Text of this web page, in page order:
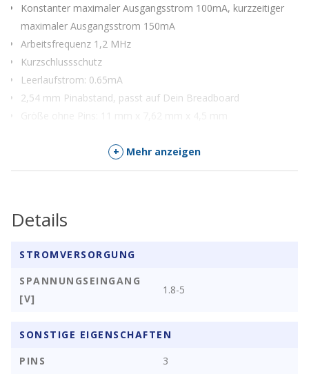
Konstanter maximaler Ausgangsstrom 100mA, kurzzeitiger
maximaler Ausgangsstrom 150mA
Arbeitsfrequenz 1,2 MHz
Kurzschlussschutz
Leerlaufstrom: 0.65mA
2,54 mm Pinabstand, passt auf Dein Breadboard
+ Mehr anzeigen
Details
STROMVERSORGUNG
SPANNUNGSEINGANG
[V]
1.8-5
SONSTIGE EIGENSCHAFTEN
PINS
3